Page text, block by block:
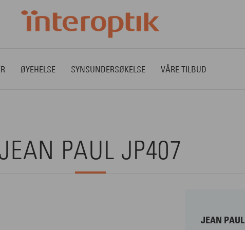
ØYEHELSE SYNSUNDERSØKELSE VÅRE TILBUD
PAUL JP407
JEAN PAUL